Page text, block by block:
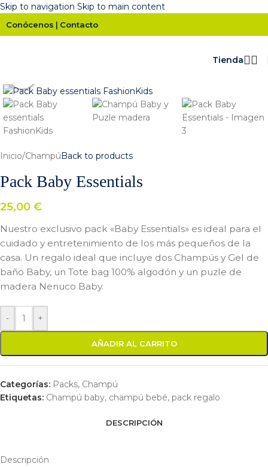
Skip to navigation Skip to main content
Conócenos | Contacto
Tienda
Inicio/Champú Back to products
Pack Baby Essentials
25,00 €
Nuestro exclusivo pack «Baby Essentials» es ideal para el
cuidado y entretenimiento de los más pequeños de la
casa. Un regalo ideal que incluye dos Champús y Gel de
baño Baby, un Tote bag 100% algodón y un puzle de
madera Nenuco Baby.
- +
AÑADIR AL CARRITO
Categorías: Packs, Champú
Etiquetas: Champú baby, champú bebé, pack regalo
DESCRIPCIÓN
Descripción